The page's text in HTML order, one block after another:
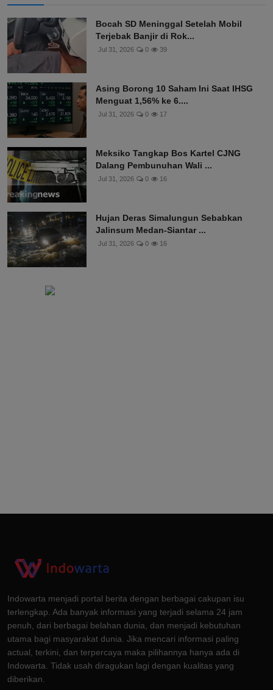
Bocah SD Meninggal Setelah Mobil
Terjebak Banjir di Rok...
Jul 31, 2026 0 39
Asing Borong 10 Saham Ini Saat IHSG
Menguat 1,56% ke 6....
Jul 31, 2026 0 17
Meksiko Tangkap Bos Kartel CJNG
Dalang Pembunuhan Wali ...
Jul 31, 2026 0 16
Hujan Deras Simalungun Sebabkan
Jalinsum Medan-Siantar ...
Jul 31, 2026 0 16
Indowarta menjadi portal berita dengan berbagai cakupan isu
terlengkap. Ada banyak informasi yang terjadi selama 24 jam
penuh, dari berbagai belahan dunia, dan menjadi kebutuhan
utama bagi masyarakat dunia. Jika mencari informasi paling
actual, terkini, dan terpercaya maka pilihannya hanya ada di
Indowarta. Tidak usah diragukan lagi dengan kualitas yang
diberikan.